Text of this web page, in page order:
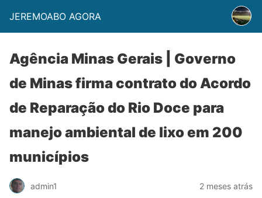
JEREMOABO AGORA
Agência Minas Gerais | Governo
de Minas firma contrato do Acordo
de Reparação do Rio Doce para
manejo ambiental de lixo em 200
municípios
admin1 2 meses atrás